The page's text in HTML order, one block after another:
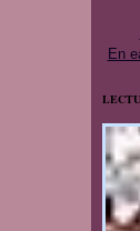
En